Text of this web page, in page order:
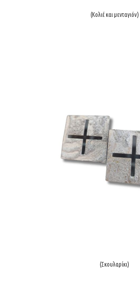
(Κολιέ και μενταγιόν)
(Σκουλαρίκι)